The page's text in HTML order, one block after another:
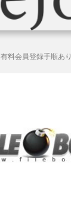
有料会員登録手順あり